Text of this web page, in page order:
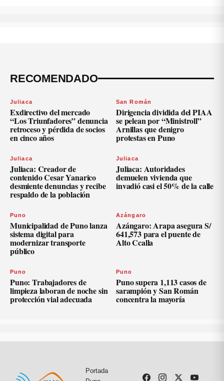
RECOMENDADO
Juliaca
Exdirectivo del mercado
“Los Triunfadores” denuncia
retroceso y pérdida de socios
en cinco años
San Román
Dirigencia dividida del PIAA
se pelean por “Ministroll”
Arnillas que denigro
protestas en Puno
Juliaca
Juliaca: Creador de
contenido Cesar Yanarico
desmiente denuncias y recibe
respaldo de la población
Juliaca
Juliaca: Autoridades
demuelen vivienda que
invadió casi el 50% de la calle
Puno
Municipalidad de Puno lanza
sistema digital para
modernizar transporte
público
Azángaro
Azángaro: Arapa asegura S/
641,573 para el puente de
Alto Ccalla
Puno
Puno: Trabajadores de
limpieza laboran de noche sin
protección vial adecuada
Puno
Puno supera 1,113 casos de
sarampión y San Román
concentra la mayoría
Portada